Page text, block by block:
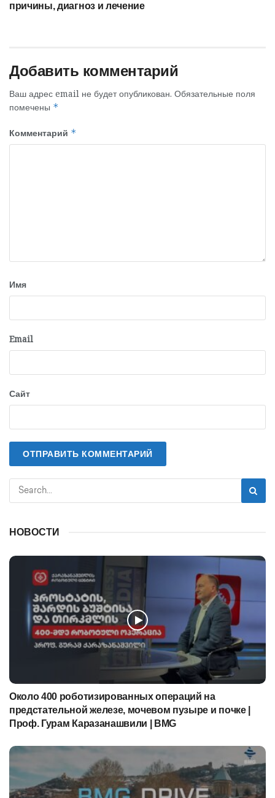
причины, диагноз и лечение
Добавить комментарий
Ваш адрес email не будет опубликован. Обязательные поля
помечены *
Комментарий *
Имя
Email
Сайт
НОВОСТИ
Около 400 роботизированных операций на
предстательной железе, мочевом пузыре и почке |
Проф. Гурам Каразанашвили | BMG